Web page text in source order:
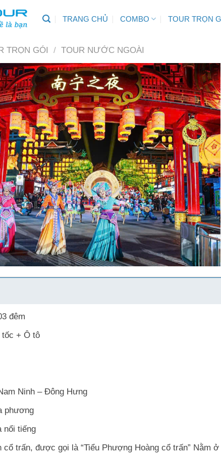
TRANG CHỦ COMBO TOUR TRỌN
TRỌN GÓI / TOUR NƯỚC NGOÀI
đêm
tốc + Ô tô
Ninh – Đông Hưng
phương
nổi tiếng
cổ trấn, được gọi là “Tiểu Phượng Hoàng cổ trấn” Nằm